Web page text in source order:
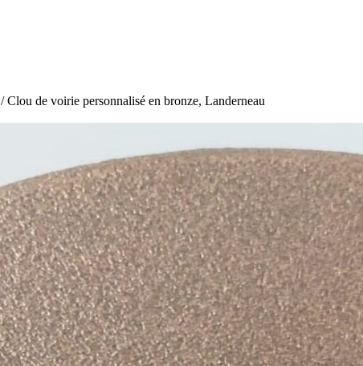
/ Clou de voirie personnalisé en bronze, Landerneau